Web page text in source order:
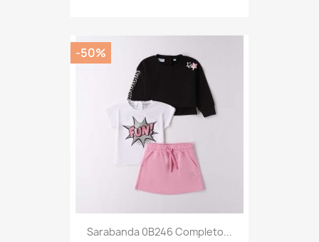
Sarabanda 0B246 Completo...
-50%